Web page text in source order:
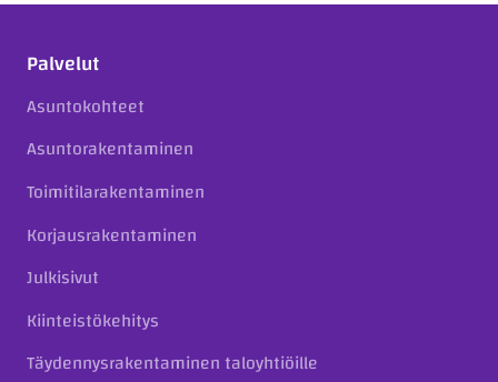
Palvelut
Asuntokohteet
Asuntorakentaminen
Toimitilarakentaminen
Korjausrakentaminen
Julkisivut
Kiinteistökehitys
Täydennysrakentaminen taloyhtiöille